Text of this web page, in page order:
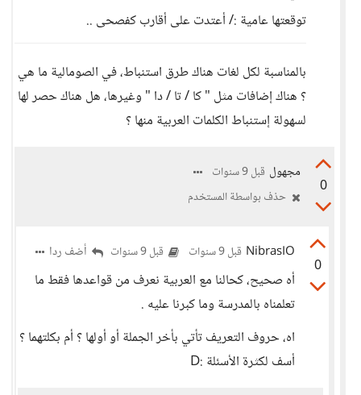
توقعتها عامية :/ أعتدت على أقارب كفصحى ..
بالمناسبة لكل لغات هناك طرق استنباط، في الصومالية ما هي
؟ هناك إضافات مثل " كا / تا / دا " وغيرها، هل هناك حصر لها
لسهولة إستنباط الكلمات العربية منها ؟
0
مجهول قبل 9 سنوات
حذف بواسطة المستخدم
0
NibrasIO قبل 9 سنوات قبل 9 سنوات أضف ردا
أه صحيح، كحالنا مع العربية نعرف من قواعدها فقط ما
تعلمناه بالمدرسة وما كبرنا عليه .
اه، حروف التعريف تأتي بأخر الجملة أو أولها ؟ أم بكلتهما ؟
أسف لكثرة الأسئلة :D